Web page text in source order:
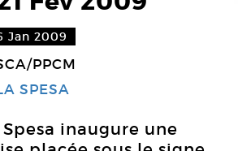
Jan 2009
PPCM
SPESA
inaugure une